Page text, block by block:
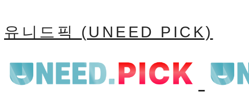
유니드픽 (UNEED PICK)